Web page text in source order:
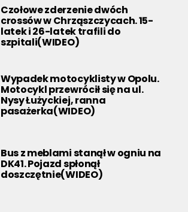
Czołowe zderzenie dwóch
crossów w Chrząszczycach. 15-
latek i 26-latek trafili do
szpitali(WIDEO)
Wypadek motocyklisty w Opolu.
Motocykl przewrócił się na ul.
Nysy Łużyckiej, ranna
pasażerka(WIDEO)
Bus z meblami stanął w ogniu na
DK41. Pojazd spłonął
doszczętnie(WIDEO)